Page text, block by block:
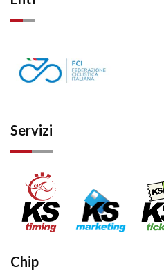
Servizi
Chip